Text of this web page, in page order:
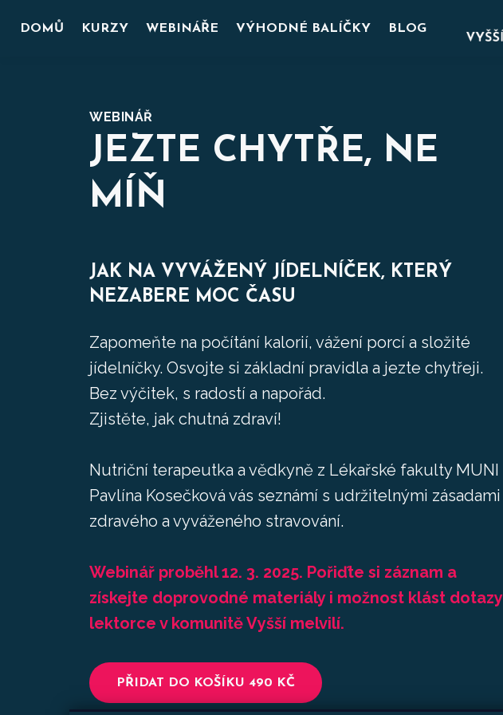
DOMŮ KURZY WEBINÁŘE VÝHODNÉ BALÍČKY BLOG
WEBINÁŘ
JEZTE CHYTŘE, NE
MÍŇ
JAK NA VYVÁŽENÝ JÍDELNÍČEK, KTERÝ
NEZABERE MOC ČASU
Zapomeňte na počítání kalorií, vážení porcí a složité
jídelníčky. Osvojte si základní pravidla a jezte chytřeji.
Bez výčitek, s radostí a napořád.
Zjistěte, jak chutná zdraví!
Nutriční terapeutka a vědkyně z Lékařské fakulty MUNI
Pavlína Kosečková vás seznámí s udržitelnými zásadami
zdravého a vyváženého stravování.
Webinář proběhl 12. 3. 2025. Pořiďte si záznam a
získejte doprovodné materiály i možnost klást dotazy
lektorce v komunitě Vyšší melvilí.
PŘIDAT DO KOŠÍKU 490 KČ